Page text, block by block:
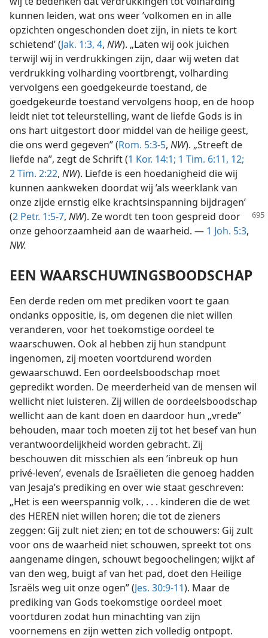
kunnen leiden, wat ons weer ’volkomen en in alle
opzichten ongeschonden doet zijn, in niets te kort
schietend’ (Jak. 1:3, 4, NW). „Laten wij ook juichen
terwijl wij in verdrukkingen zijn, daar wij weten dat
verdrukking volharding voortbrengt, volharding
vervolgens een goedgekeurde toestand, de
goedgekeurde toestand vervolgens hoop, en de hoop
leidt niet tot teleurstelling, want de liefde Gods is in
ons hart uitgestort door middel van de heilige geest,
die ons werd gegeven” (Rom. 5:3-5, NW). „Streeft de
liefde na”, zegt de Schrift (1 Kor. 14:1; 1 Tim. 6:11, 12;
2 Tim. 2:22, NW). Liefde is een hoedanigheid die wij
kunnen aankweken doordat wij ’als weerklank van
onze zijde ernstig elke krachtsinspanning bijdragen’
(2 Petr. 1:5-7, NW). Ze wordt ten toon gespreid door
onze gehoorzaamheid aan de waarheid. — 1 Joh. 5:3,
NW.
EEN WAARSCHUWINGSBOODSCHAP
Een derde reden om met prediken voort te gaan
ondanks oppositie, is, om degenen die niet willen
veranderen, voor het toekomstige oordeel te
waarschuwen. Ook al hebben zij hun standpunt
ingenomen, zij moeten voortdurend worden
gewaarschuwd. Een oordeelsboodschap moet
gepredikt worden. De meerderheid van de mensen wil
wellicht niet luisteren. Zij willen de oordeelsboodschap
wellicht aan de kant doen en daardoor hun „vrede”
behouden, maar toch moeten zij tot het besef van hun
verantwoordelijkheid worden gebracht. Zij
beschouwen dit misschien als een ’inbreuk op hun
privé-leven’, evenals de Israëlieten die genoeg hadden
van Jesaja’s prediking en over wie staat geschreven:
„Het is een weerspannig volk, . . . kinderen die de wet
des HEREN niet willen horen; die tot de zieners
zeggen: Gij zult niet zien; en tot de schouwers: Gij zult
voor ons de waarheid niet schouwen, spreekt tot ons
aangename dingen, schouwt begoochelingen; wijkt af
van den weg, buigt af van het pad, doet den Heilige
Israëls weg uit onze ogen” (Jes. 30:9-11). Maar de
prediking van Gods toekomstige oordeel moet
voortduren zodat hun minachting van zijn
voornemens en zijn wetten zich volledig ontpopt.